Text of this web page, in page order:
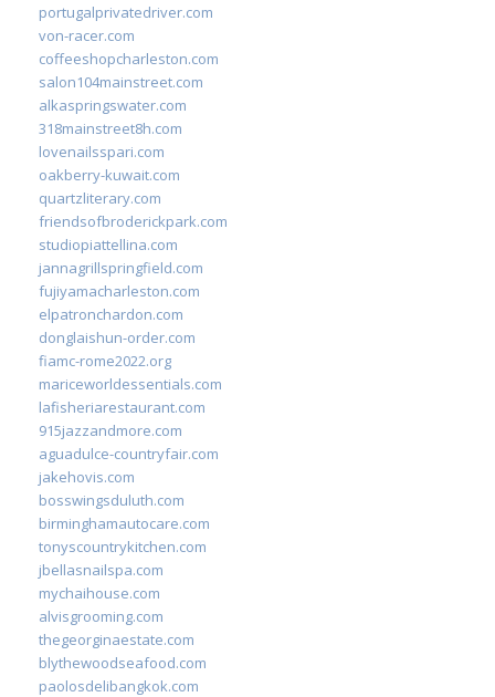
portugalprivatedriver.com
von-racer.com
coffeeshopcharleston.com
salon104mainstreet.com
alkaspringswater.com
318mainstreet8h.com
lovenailsspari.com
oakberry-kuwait.com
quartzliterary.com
friendsofbroderickpark.com
studiopiattellina.com
jannagrillspringfield.com
fujiyamacharleston.com
elpatronchardon.com
donglaishun-order.com
fiamc-rome2022.org
mariceworldessentials.com
lafisheriarestaurant.com
915jazzandmore.com
aguadulce-countryfair.com
jakehovis.com
bosswingsduluth.com
birminghamautocare.com
tonyscountrykitchen.com
jbellasnailspa.com
mychaihouse.com
alvisgrooming.com
thegeorginaestate.com
blythewoodseafood.com
paolosdelibangkok.com